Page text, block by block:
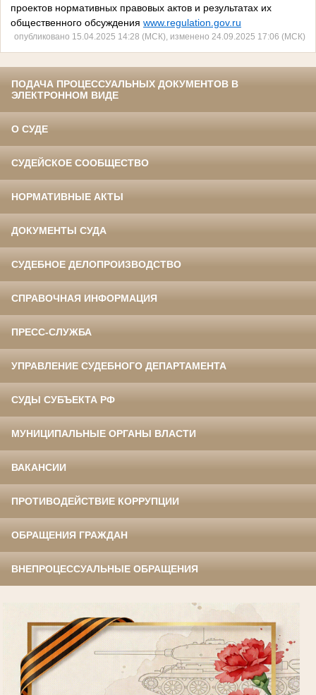
проектов нормативных правовых актов и результатах их
общественного обсуждения www.regulation.gov.ru
опубликовано 15.04.2025 14:28 (МСК), изменено 24.09.2025 17:06 (МСК)
ПОДАЧА ПРОЦЕССУАЛЬНЫХ ДОКУМЕНТОВ В
ЭЛЕКТРОННОМ ВИДЕ
О СУДЕ
СУДЕЙСКОЕ СООБЩЕСТВО
НОРМАТИВНЫЕ АКТЫ
ДОКУМЕНТЫ СУДА
СУДЕБНОЕ ДЕЛОПРОИЗВОДСТВО
СПРАВОЧНАЯ ИНФОРМАЦИЯ
ПРЕСС-СЛУЖБА
УПРАВЛЕНИЕ СУДЕБНОГО ДЕПАРТАМЕНТА
СУДЫ СУБЪЕКТА РФ
МУНИЦИПАЛЬНЫЕ ОРГАНЫ ВЛАСТИ
ВАКАНСИИ
ПРОТИВОДЕЙСТВИЕ КОРРУПЦИИ
ОБРАЩЕНИЯ ГРАЖДАН
ВНЕПРОЦЕССУАЛЬНЫЕ ОБРАЩЕНИЯ